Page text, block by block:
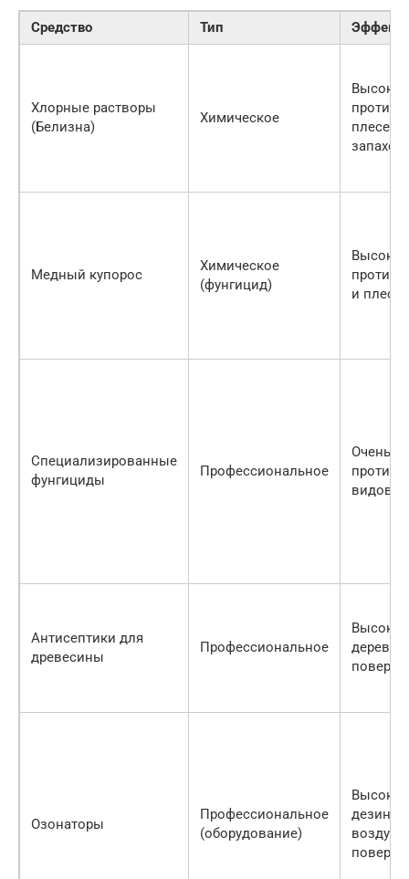
Средство Тип
Хлорные растворы
(Белизна)
Химическое
Высокая
против
запахов
Медный купорос
Химическое
(фунгицид)
Высокая
против
и
Специализированные
фунгициды
Профессиональное
Очень
против
видов
Антисептики для
древесины
Профессиональное
Озонаторы
Профессиональное
(оборудование)
воздуха